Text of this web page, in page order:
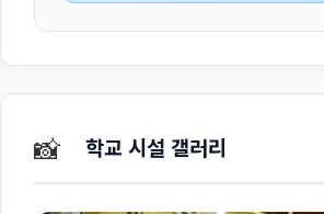
📸 학교 시설 갤러리